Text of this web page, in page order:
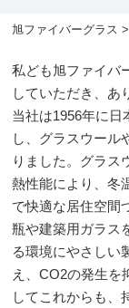
旭ファイバーグラス
私ども旭ファイバ
していただき、あ
当社は1956年に日
し、グラスウール
りました。グラス
熱性能により、冬
で快適な居住空間
瓶や建築用ガラス
る環境にやさしい
え、CO2の発生を
してこれからも、